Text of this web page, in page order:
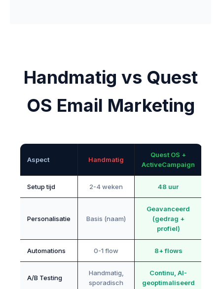
Handmatig vs Quest
OS Email Marketing
Aspect Handmatig
Quest OS +
ActiveCampaign
Setup tijd 2-4 weken 48 uur
Personalisatie Basis (naam)
Geavanceerd
(gedrag +
profiel)
Automations 0-1 flow 8+ flows
A/B Testing
Handmatig,
sporadisch
Continu, AI-
geoptimaliseerd